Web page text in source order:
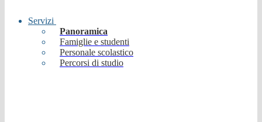
Servizi
Panoramica
Famiglie e studenti
Personale scolastico
Percorsi di studio